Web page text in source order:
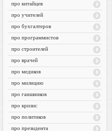
про китайцев
про учителей
про бухгалтеров
про программистов
про строителей
про врачей
про медиков
про милицию
про гаишников
про кризис
про политиков
про президента